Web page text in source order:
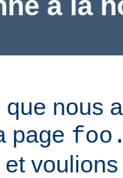
nous
page
et